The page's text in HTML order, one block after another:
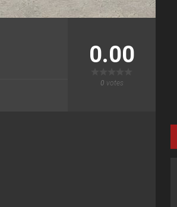
0.00
0 votes